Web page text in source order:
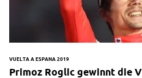
VUELTA A ESPANA 2019
Primoz Roglic gewinnt die